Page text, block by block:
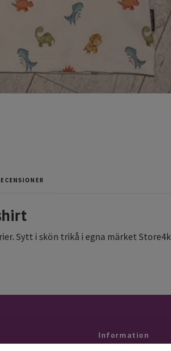
Sytt i skön trikå i egna märket
Information